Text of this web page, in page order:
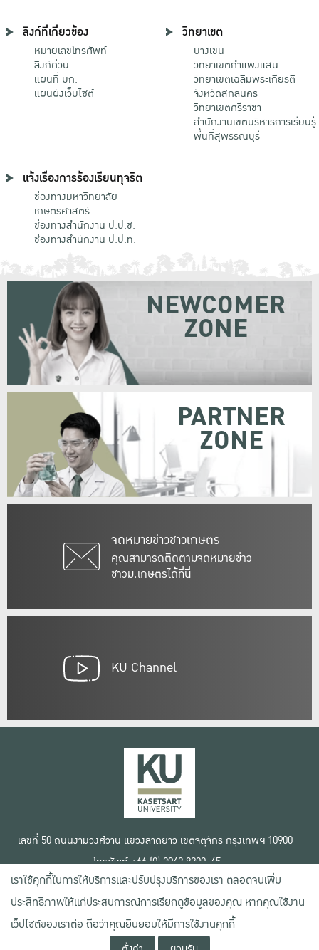
ลิงก์ที่เกี่ยวข้อง
หมายเลขโทรศัพท์
ลิงก์ด่วน
แผนที่ มก.
แผนผังเว็บไซต์
วิทยาเขต
บางเขน
วิทยาเขตกําแพงแสน
วิทยาเขตเฉลิมพระเกียรติ
จังหวัดสกลนคร
วิทยาเขตศรีราชา
สำนักงานเขตบริหารการเรียนรู้
พื้นที่สุพรรณบุรี
แจ้งเรื่องการร้องเรียนทุจริต
ช่องทางมหาวิทยาลัย
เกษตรศาสตร์
ช่องทางสำนักงาน ป.ป.ช.
ช่องทางสำนักงาน ป.ป.ท.
จดหมายข่าวชาวเกษตร
คุณสามารถติดตามจดหมายข่าว
ชาวม.เกษตรได้ที่นี่
NEWCOMER
ZONE
PARTNER
ZONE
KU Channel
เลขที่ 50 ถนนงามวงศ์วาน แขวงลาดยาว เขตจตุจักร กรุงเทพฯ 10900
โทรศัพท์ +66 (0) 2942 8200-45
สงวนลิขสิทธิ์ © 2020 มหาวิทยาลัยเกษตรศาสตร์
เงื่อนไขการใช้งานเว็บไซต์
ข้อตกลงด้านสิทธิ์ใช้งาน
นโยบายความเป็นส่วนตัว
เราใช้คุกกี้ในการให้บริการและปรับปรุงบริการของเรา ตลอดจนเพิ่ม
ประสิทธิภาพให้แก่ประสบการณ์การเรียกดูข้อมูลของคุณ หากคุณใช้งาน
เว็ปไซต์ของเราต่อ ถือว่าคุณยินยอมให้มีการใช้งานคุกกี้